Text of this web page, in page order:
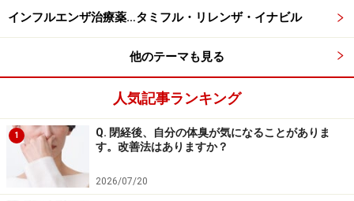
考えられます。
これらのビタミン剤などはニキビができてから服用する
のではなく、日常的に服用することで改善が期待できま
す。肌のターンオーバーは28日周期なので、
するには１ヶ月ほど継続してみてください。ビタミンB
は過剰分が尿となって排泄される水溶性ビタミンなの
で、こまめに毎日とることが大切です。
インフルエンザ治療薬…タミフル・リレンザ・イナビル
他のテーマも見る
人気記事ランキング
1
Q. 閉経後、自分の体臭が気になることがありま
す。改善法はありますか？
2026/07/20